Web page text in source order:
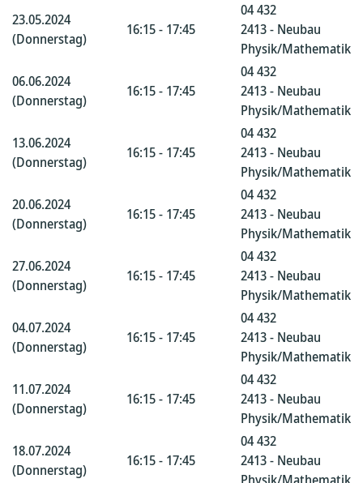
23.05.2024
(Donnerstag)
16:15 - 17:45
04 432
2413 - Neubau
Physik/Mathematik
06.06.2024
(Donnerstag)
16:15 - 17:45
04 432
2413 - Neubau
Physik/Mathematik
13.06.2024
(Donnerstag)
16:15 - 17:45
04 432
2413 - Neubau
Physik/Mathematik
20.06.2024
(Donnerstag)
16:15 - 17:45
04 432
2413 - Neubau
Physik/Mathematik
27.06.2024
(Donnerstag)
16:15 - 17:45
04 432
2413 - Neubau
Physik/Mathematik
04.07.2024
(Donnerstag)
16:15 - 17:45
04 432
2413 - Neubau
Physik/Mathematik
11.07.2024
(Donnerstag)
16:15 - 17:45
04 432
2413 - Neubau
Physik/Mathematik
18.07.2024
(Donnerstag)
16:15 - 17:45
04 432
2413 - Neubau